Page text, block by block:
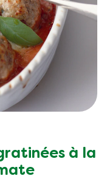
à la